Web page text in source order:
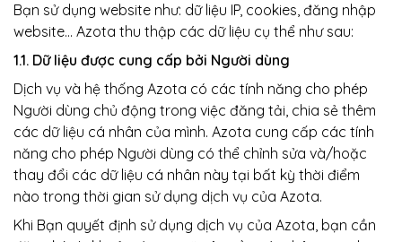
Bạn sử dụng website như: dữ liệu IP, cookies, đăng nhập
website… Azota thu thập các dữ liệu cụ thể như sau:
1.1. Dữ liệu được cung cấp bởi Người dùng
Dịch vụ và hệ thống Azota có các tính năng cho phép
Người dùng chủ động trong việc đăng tải, chia sẻ thêm
các dữ liệu cá nhân của mình. Azota cung cấp các tính
năng cho phép Người dùng có thể chỉnh sửa và/hoặc
thay đổi các dữ liệu cá nhân này tại bất kỳ thời điểm
nào trong thời gian sử dụng dịch vụ của Azota.
Khi Bạn quyết định sử dụng dịch vụ của Azota, bạn cần